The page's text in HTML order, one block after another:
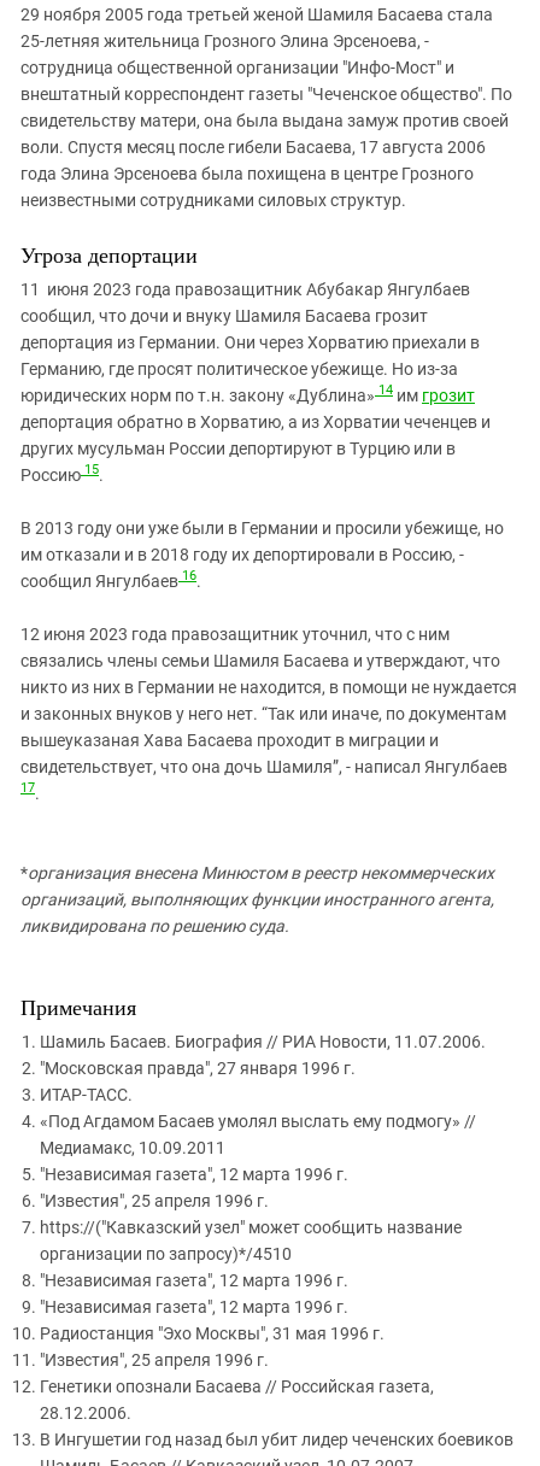
29 ноября 2005 года третьей женой Шамиля Басаева стала
25-летняя жительница Грозного Элина Эрсеноева, -
сотрудница общественной организации "Инфо-Мост" и
внештатный корреспондент газеты "Чеченское общество". По
свидетельству матери, она была выдана замуж против своей
воли. Спустя месяц после гибели Басаева, 17 августа 2006
года Элина Эрсеноева была похищена в центре Грозного
неизвестными сотрудниками силовых структур.
Угроза депортации
11 июня 2023 года правозащитник Абубакар Янгулбаев
сообщил, что дочи и внуку Шамиля Басаева грозит
депортация из Германии. Они через Хорватию приехали в
Германию, где просят политическое убежище. Но из-за
юридических норм по т.н. закону «Дублина» 14 им грозит
депортация обратно в Хорватию, а из Хорватии чеченцев и
других мусульман России депортируют в Турцию или в
Россию 15.
В 2013 году они уже были в Германии и просили убежище, но
им отказали и в 2018 году их депортировали в Россию, -
сообщил Янгулбаев 16.
12 июня 2023 года правозащитник уточнил, что с ним
связались члены семьи Шамиля Басаева и утверждают, что
никто из них в Германии не находится, в помощи не нуждается
и законных внуков у него нет. “Так или иначе, по документам
вышеуказаная Хава Басаева проходит в миграции и
свидетельствует, что она дочь Шамиля”, - написал Янгулбаев
17.
*организация внесена Минюстом в реестр некоммерческих
организаций, выполняющих функции иностранного агента,
ликвидирована по решению суда.
Примечания
Шамиль Басаев. Биография // РИА Новости, 11.07.2006.
"Московская правда", 27 января 1996 г.
ИТАР-ТАСС.
«Под Агдамом Басаев умолял выслать ему подмогу» //
Медиамакс, 10.09.2011
"Независимая газета", 12 марта 1996 г.
"Известия", 25 апреля 1996 г.
https://("Кавказский узел" может сообщить название
организации по запросу)*/4510
"Независимая газета", 12 марта 1996 г.
"Независимая газета", 12 марта 1996 г.
Радиостанция "Эхо Москвы", 31 мая 1996 г.
"Известия", 25 апреля 1996 г.
Генетики опознали Басаева // Российская газета,
28.12.2006.
В Ингушетии год назад был убит лидер чеченских боевиков